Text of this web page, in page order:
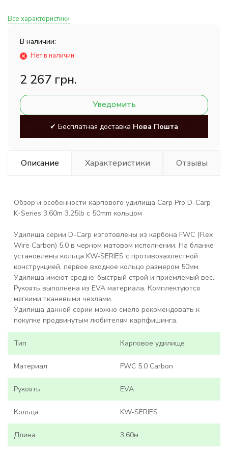
Все характеристики
В наличии:
Нет в наличии
2 267 грн.
Уведомить
✔ Бесплатная доставка Нова Пошта
Описание Характеристики Отзывы
Обзор и особенности карпового удилища Carp Pro D-Carp
K-Series 3.60m 3.25lb с 50mm кольцом
Удилища серии D-Carp изготовлены из карбона FWC (Flex
Wire Carbon) 5.0 в черном матовом исполнении. На бланке
установлены кольца KW-SERIES с противозахлестной
конструкцией, первое входное кольцо размером 50мм.
Удилища имеют средне-быстрый строй и приемлемый вес.
Рукоять выполнена из EVA материала. Комплектуются
мягкими тканевыми чехлами.
Удилища данной серии можно смело рекомендовать к
покупке продвинутым любителям карпфишинга.
Тип Карповое удилище
Материал FWC 5.0 Carbon
Рукоять EVA
Кольца KW-SERIES
Длина 3,60м